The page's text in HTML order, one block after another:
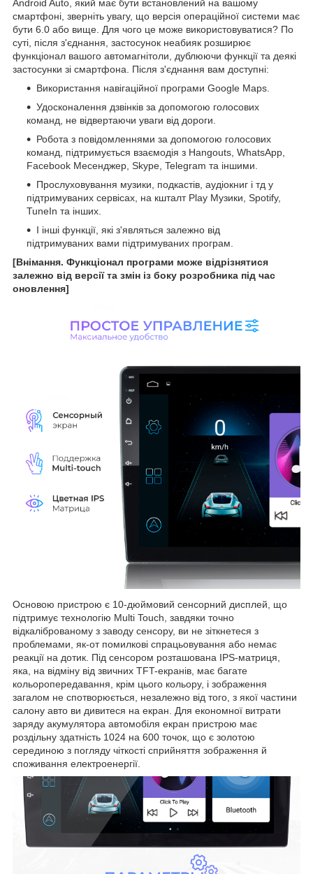
Android Auto, який має бути встановлений на вашому
смартфоні, зверніть увагу, що версія операційної системи має
бути 6.0 або вище. Для чого це може використовуватися? По
суті, після з'єднання, застосунок неабияк розширює
функціонал вашого автомагнітоли, дублюючи функції та деякі
застосунки зі смартфона. Після з'єднання вам доступні:
Використання навігаційної програми Google Maps.
Удосконалення дзвінків за допомогою голосових
команд, не відвертаючи уваги від дороги.
Робота з повідомленнями за допомогою голосових
команд, підтримується взаємодія з Hangouts, WhatsApp,
Facebook Месенджер, Skype, Telegram та іншими.
Прослуховування музики, подкастів, аудіокниг і тд у
підтримуваних сервісах, на кшталт Play Музики, Spotify,
TuneIn та інших.
І інші функції, які з'являться залежно від
підтримуваних вами підтримуваних програм.
[Внімання. Функціонал програми може відрізнятися
залежно від версії та змін із боку розробника під час
оновлення]
Основою пристрою є 10-дюймовий сенсорний дисплей, що
підтримує технологію Multi Touch, завдяки точно
відкаліброваному з заводу сенсору, ви не зіткнетеся з
проблемами, як-от помилкові спрацьовування або немає
реакції на дотик. Під сенсором розташована IPS-матриця,
яка, на відміну від звичних TFT-екранів, має багате
кольоропередавання, крім цього кольору, і зображення
загалом не спотворюється, незалежно від того, з якої частини
салону авто ви дивитеся на екран. Для економної витрати
заряду акумулятора автомобіля екран пристрою має
роздільну здатність 1024 на 600 точок, що є золотою
серединою з погляду чіткості сприйняття зображення й
споживання електроенергії.